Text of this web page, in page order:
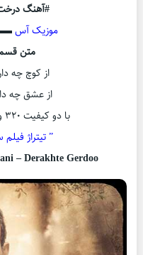
#آهنگ درخت
موزیک آس
متن
از کوچ چه
از عشق چه
با دو کیفیت ۳۲۰ و ۱۲۸ اکنون در موزیک آس
” تیتراژ
– Derakhte Gerdoo